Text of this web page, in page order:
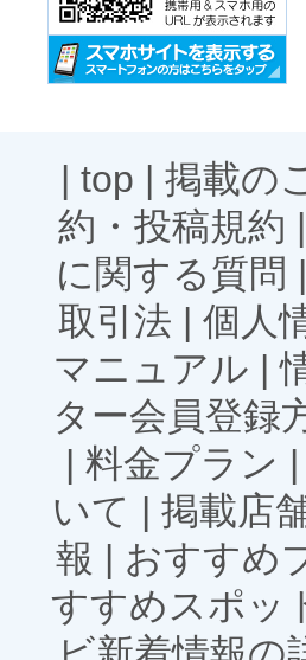
| top | 掲載の
約・投稿規約 |
に関する質問 |
取引法 | 個人
マニュアル |
ター会員登録
| 料金プラン |
いて | 掲載店
報 | おすすめ
すすめスポッ